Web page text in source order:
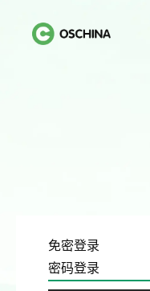
免密登录
密码登录